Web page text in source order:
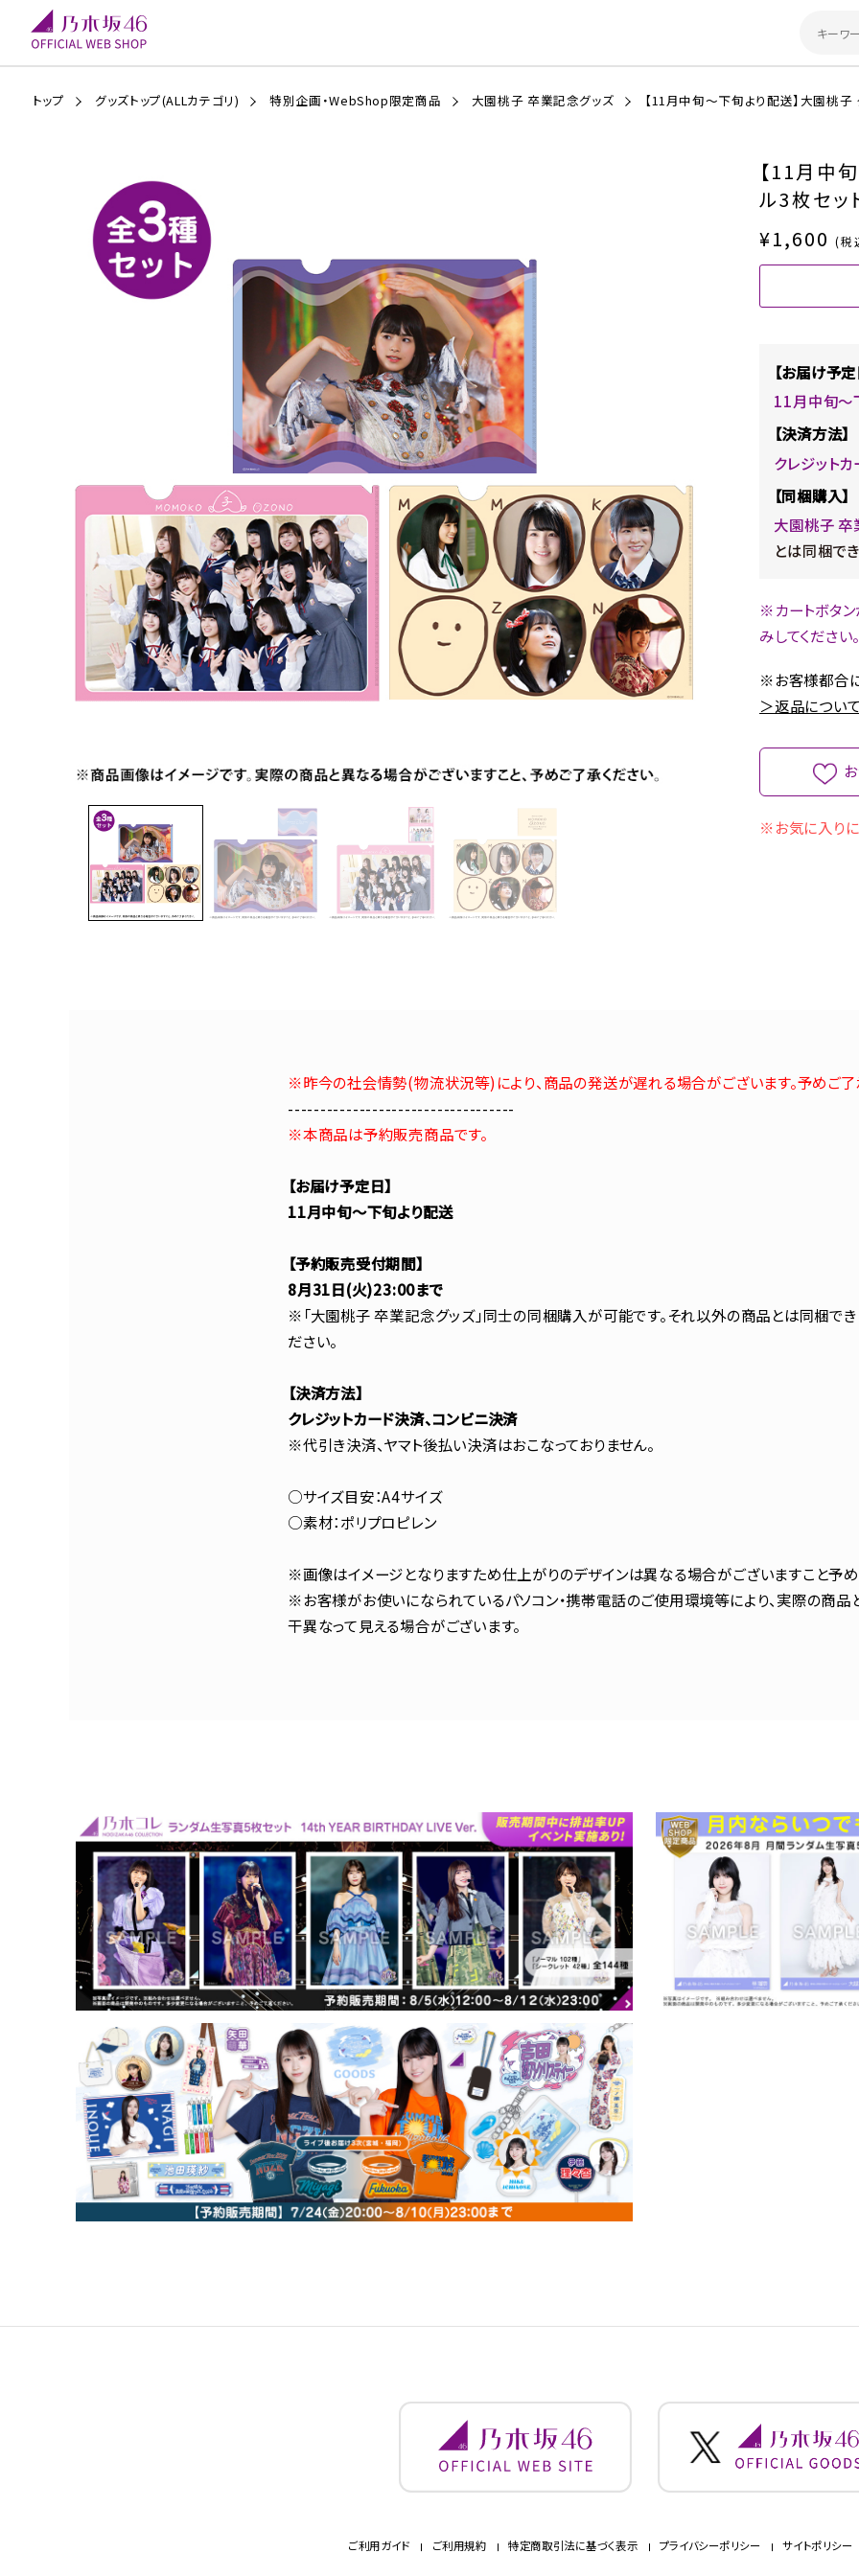
トップ グッズトップ(ALLカテゴリ) 特別企画・WebShop限定商品 大園桃子 卒業記念グッズ 【11月中旬～下旬より配送】大園桃子
【11月中
ル3枚セッ
¥1,600 (税
【お届け予定
11月中旬～
【決済方法】
クレジットカ
【同梱購入】
大園桃子 卒
とは同梱で
※カートボタ
みしてください。
※お客様都合に
＞返品につい
※お気に入り
※昨今の社会情勢(物流状況等)により、商品の発送が遅れる場合がございます。予めご了
-----------------------------------
※本商品は予約販売商品です。
【お届け予定日】
11月中旬～下旬より配送
【予約販売受付期間】
8月31日(火)23:00まで
※「大園桃子 卒業記念グッズ」同士の同梱購入が可能です。それ以外の商品とは同梱でき
ださい。
【決済方法】
クレジットカード決済、コンビニ決済
※代引き決済、ヤマト後払い決済はおこなっておりません。
○サイズ目安：A4サイズ
○素材：ポリプロピレン
※画像はイメージとなりますため仕上がりのデザインは異なる場合がございますこと予め
※お客様がお使いになられているパソコン・携帯電話のご使用環境等により、実際の商
干異なって見える場合がございます。
ご利用ガイド ご利用規約 特定商取引法に基づく表示 プライバシーポリシー サイトポリシー